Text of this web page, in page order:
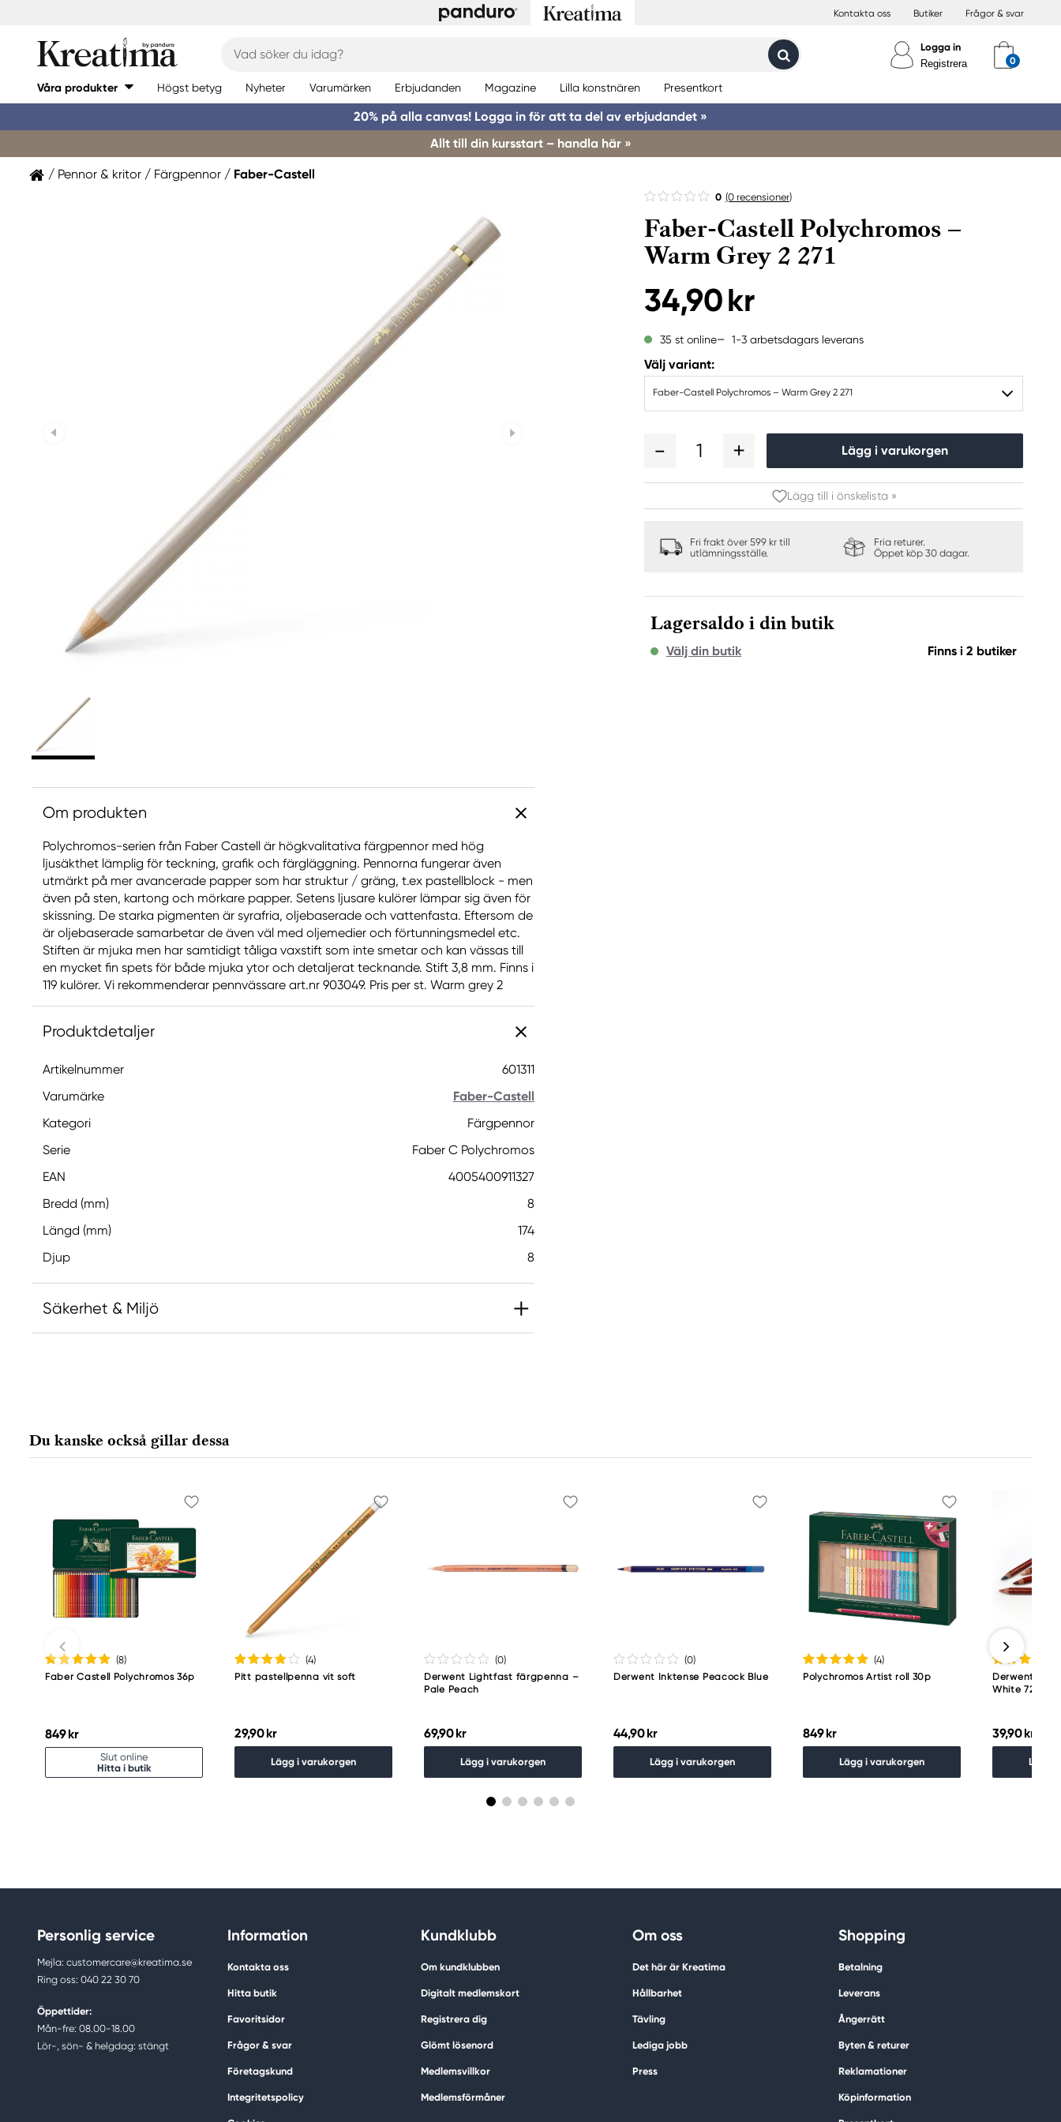
Kontakta oss Butiker Frågor & svar
Logga in
Registrera
Våra produkter Högst betyg Nyheter Varumärken Erbjudanden Magazine Lilla konstnären Presentkort
20% på alla canvas! Logga in för att ta del av erbjudandet »
Allt till din kursstart – handla här »
Pennor & kritor Färgpennor Faber-Castell
0 (0 recensioner)
Faber-Castell Polychromos –
Warm Grey 2 271
34,90 kr
35 st online 1-3 arbetsdagars leverans
Välj variant:
Faber-Castell Polychromos – Warm Grey 2 271
1 Lägg i varukorgen
Lägg till i önskelista »
Fri frakt över 599 kr till
utlämningsställe.
Fria returer.
Öppet köp 30 dagar.
Lagersaldo i din butik
Välj din butik Finns i 2 butiker
Om produkten
Polychromos-serien från Faber Castell är högkvalitativa färgpennor med hög
ljusäkthet lämplig för teckning, grafik och färgläggning. Pennorna fungerar även
utmärkt på mer avancerade papper som har struktur / gräng, t.ex pastellblock - men
även på sten, kartong och mörkare papper. Setens ljusare kulörer lämpar sig även för
skissning. De starka pigmenten är syrafria, oljebaserade och vattenfasta. Eftersom de
är oljebaserade samarbetar de även väl med oljemedier och förtunningsmedel etc.
Stiften är mjuka men har samtidigt tåliga vaxstift som inte smetar och kan vässas till
en mycket fin spets för både mjuka ytor och detaljerat tecknande. Stift 3,8 mm. Finns i
119 kulörer. Vi rekommenderar pennvässare art.nr 903049. Pris per st. Warm grey 2
Produktdetaljer
Artikelnummer
601311
Varumärke
Faber-Castell
Kategori
Färgpennor
Serie
Faber C Polychromos
EAN
4005400911327
Bredd (mm)
8
Längd (mm)
174
Djup
8
Säkerhet & Miljö
90546 Stein, Germany
info@Faber-Castell.de
Du kanske också gillar dessa
(8)
Faber Castell Polychromos 36p
849 kr
Slut online
Hitta i butik
(4)
Pitt pastellpenna vit soft
29,90 kr
Lägg i varukorgen
(0)
Derwent Lightfast färgpenna –
Pale Peach
69,90 kr
Lägg i varukorgen
(0)
Derwent Inktense Peacock Blue
44,90 kr
Lägg i varukorgen
(4)
Polychromos Artist roll 30p
849 kr
Lägg i varukorgen
Derwent
White 7200
39,90 kr
Lägg i
Personlig service
Mejla: customercare@kreatima.se
Ring oss: 040 22 30 70
Öppettider:
Mån-fre: 08.00-18.00
Lör-, sön- & helgdag: stängt
Information
Kontakta oss
Hitta butik
Favoritsidor
Frågor & svar
Företagskund
Integritetspolicy
Kundklubb
Om kundklubben
Digitalt medlemskort
Registrera dig
Glömt lösenord
Medlemsvillkor
Medlemsförmåner
Om oss
Det här är Kreatima
Hållbarhet
Tävling
Lediga jobb
Press
Shopping
Betalning
Leverans
Ångerrätt
Byten & returer
Reklamationer
Köpinformation